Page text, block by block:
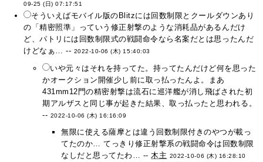
09-25 (日) 07:17:51
そういえばモバイル版のBlitzには回数制限とクールダウンあり
の「精密照準」っていう修正射撃のような消耗品があるんだけ
ど、パトリには回数制限式の戦闘命令なら名案だとは思ったんだ
けどなぁ… -- 2022-10-06 (木) 15:40:03
いや元々はそれを持ってた。持ってたんだけど何を思った
かオークション開催少し前に取っ払ったんよ。まあ
431mm12門の精密射撃は流石に巡洋艦が消し飛ばされた初
期アルザスと同じ事が起きた結果、取っ払ったと思われる。
-- 2022-10-06 (木) 16:16:09
無限に使える薩摩とは違う回数制限付きのやつが載っ
てたのか… てっきり修正射撃系の戦闘命令は回数制限
なしだと思ってたわ… --木主 2022-10-06 (木) 16:28:10